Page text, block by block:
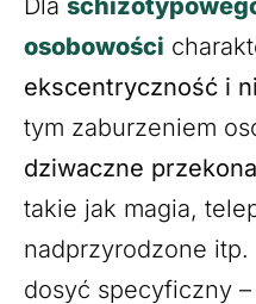
osobowości
ekscentryczność i
tym zaburzeniem
dziwaczne
takie jak magia,
nadprzyrodzone
dosyć specyficzny